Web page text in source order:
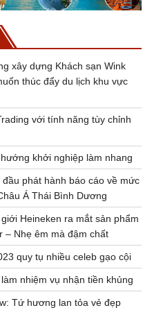
xây dựng Khách sạn Wink
thúc đẩy du lịch khu vực
với tính năng tùy chỉnh
khởi nghiệp làm nhang
phát hành báo cáo về mức
Á Thái Bình Dương
Heineken ra mắt sản phẩm
– Nhẹ êm mà đậm chất
quy tụ nhiều celeb gạo cội
nhiệm vụ nhận tiền khủng
Tứ hương lan tỏa vẻ đẹp